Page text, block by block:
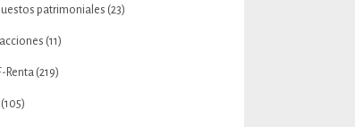
patrimoniales (23)
(11)
Renta(219)